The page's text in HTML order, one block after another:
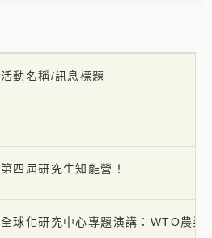
活動名稱/訊息標題
第四屆研究生知能營！
全球化研究中心專題演講：WTO農業